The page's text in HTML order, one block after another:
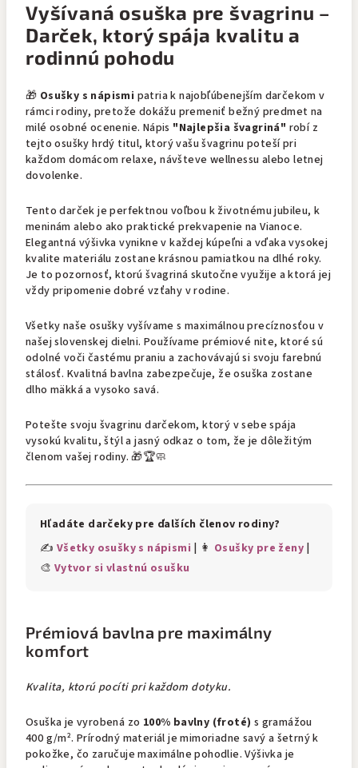
Vyšívaná osuška pre švagrinu –
Darček, ktorý spája kvalitu a
rodinnú pohodu
🎁 Osušky s nápismi patria k najobľúbenejším darčekom v
rámci rodiny, pretože dokážu premeniť bežný predmet na
milé osobné ocenenie. Nápis "Najlepšia švagriná" robí z
tejto osušky hrdý titul, ktorý vašu švagrinu poteší pri
každom domácom relaxe, návšteve wellnessu alebo letnej
dovolenke.
Tento darček je perfektnou voľbou k životnému jubileu, k
meninám alebo ako praktické prekvapenie na Vianoce.
Elegantná výšivka vynikne v každej kúpeľni a vďaka vysokej
kvalite materiálu zostane krásnou pamiatkou na dlhé roky.
Je to pozornosť, ktorú švagriná skutočne využije a ktorá jej
vždy pripomenie dobré vzťahy v rodine.
Všetky naše osušky vyšívame s maximálnou precíznosťou v
našej slovenskej dielni. Používame prémiové nite, ktoré sú
odolné voči častému praniu a zachovávajú si svoju farebnú
stálosť. Kvalitná bavlna zabezpečuje, že osuška zostane
dlho mäkká a vysoko savá.
Potešte svoju švagrinu darčekom, ktorý v sebe spája
vysokú kvalitu, štýl a jasný odkaz o tom, že je dôležitým
členom vašej rodiny. 🎁🏆🧼
Hľadáte darčeky pre ďalších členov rodiny?
✍️ Všetky osušky s nápismi | 👩 Osušky pre ženy
🎨 Vytvor si vlastnú osušku
Prémiová bavlna pre maximálny
komfort
Kvalita, ktorú pocíti pri každom dotyku.
Osuška je vyrobená zo 100% bavlny (froté) s gramážou
400 g/m². Prírodný materiál je mimoriadne savý a šetrný k
pokožke, čo zaručuje maximálne pohodlie. Výšivka je